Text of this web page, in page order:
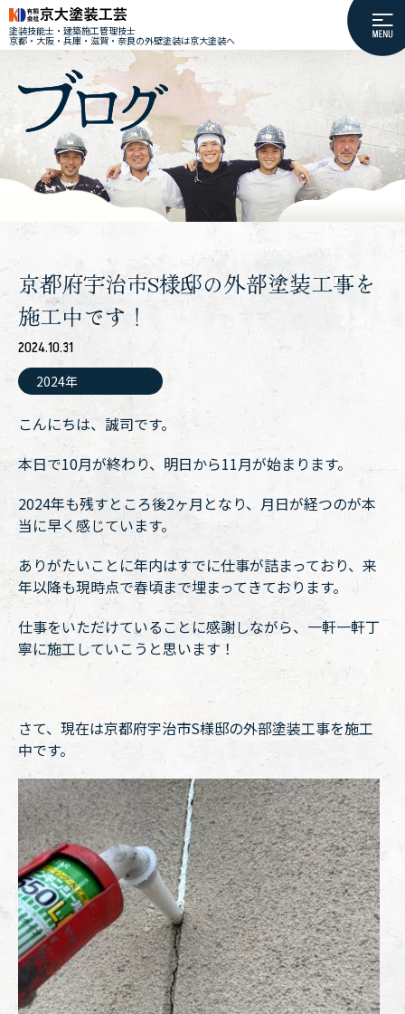
塗装技能士・建築施工管理技士
京都・大阪・兵庫・滋賀・奈良の外壁塗装は京大塗装へ
京都府宇治市S様邸の外部塗装工事を
施工中です！
2024.10.31
2024年
こんにちは、誠司です。
本日で10月が終わり、明日から11月が始まります。
2024年も残すところ後2ヶ月となり、月日が経つのが本
当に早く感じています。
ありがたいことに年内はすでに仕事が詰まっており、来
年以降も現時点で春頃まで埋まってきております。
仕事をいただけていることに感謝しながら、一軒一軒丁
寧に施工していこうと思います！
さて、現在は京都府宇治市S様邸の外部塗装工事を施工
中です。